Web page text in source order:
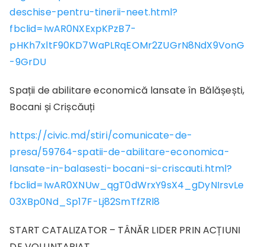
deschise-pentru-tinerii-neet.html?
fbclid=IwAR0NXExpKPzB7-
pHKh7xltF90KD7WaPLRqEOMr2ZUGrN8NdX9VonG
-9GrDU
Spații de abilitare economică lansate în Bălășești,
Bocani și Crișcăuți
https://civic.md/stiri/comunicate-de-
presa/59764-spatii-de-abilitare-economica-
lansate-in-balasesti-bocani-si-criscauti.html?
fbclid=IwAR0XNUw_qgT0dWrxY9sX4_gDyNIrsvLe
03XBp0Nd_Sp17F-Lj82SmTfZRl8
START CATALIZATOR – TÂNĂR LIDER PRIN ACȚIUNI